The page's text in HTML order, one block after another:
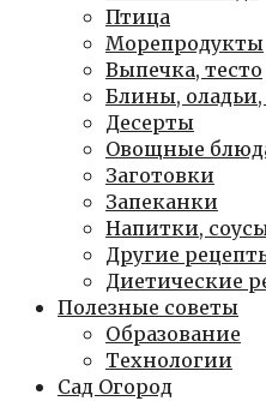
Птица
Морепродукты
Выпечка, тесто
Блины,
Десерты
Овощные
Заготовки
Запеканки
Напитки,
Другие
Диетические
Полезные советы
Образование
Технологии
Сад Огород